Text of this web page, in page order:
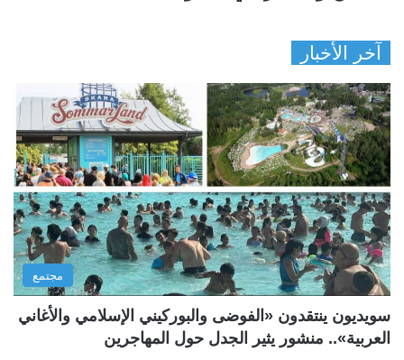
آخر الأخبار
مجتمع
سويديون ينتقدون «الفوضى والبوركيني الإسلامي والأغاني
العربية».. منشور يثير الجدل حول المهاجرين